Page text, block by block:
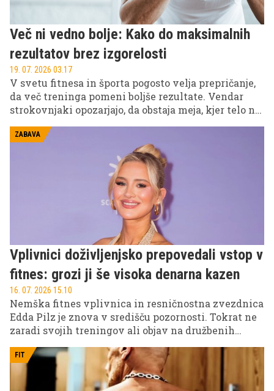
Več ni vedno bolje: Kako do maksimalnih
rezultatov brez izgorelosti
19. 07. 2026 03.17
V svetu fitnesa in športa pogosto velja prepričanje,
da več treninga pomeni boljše rezultate. Vendar
strokovnjaki opozarjajo, da obstaja meja, kjer telo ne
ZABAVA
Vplivnici doživljenjsko prepovedali vstop v
fitnes: grozi ji še visoka denarna kazen
16. 07. 2026 15.10
Nemška fitnes vplivnica in resničnostna zvezdnica
Edda Pilz je znova v središču pozornosti. Tokrat ne
zaradi svojih treningov ali objav na družbenih
vstopa v fitnes centre. Sama trdi, da je bila tarča
ljubosumja, iz fitnesa pa odgovarjajo, da je večkrat
kršila hišni red.
FIT